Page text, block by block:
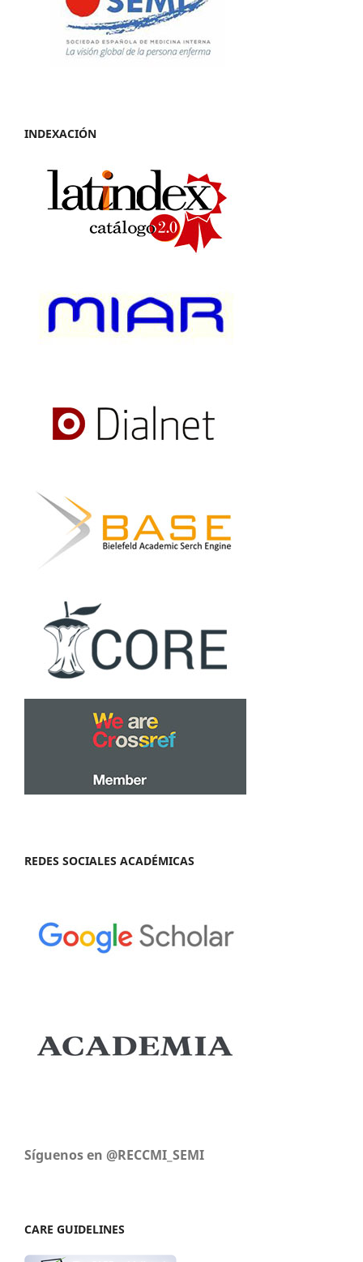
INDEXACIÓN
REDES SOCIALES ACADÉMICAS
Síguenos en @RECCMI_SEMI
CARE GUIDELINES